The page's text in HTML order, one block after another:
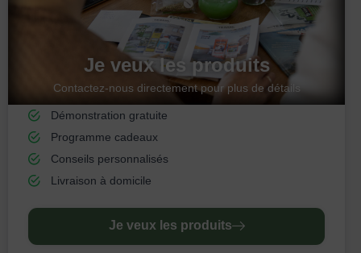
Je veux les produits
Contactez-nous directement pour plus de détails
Démonstration gratuite
Programme cadeaux
Conseils personnalisés
Livraison à domicile
Je veux les produits